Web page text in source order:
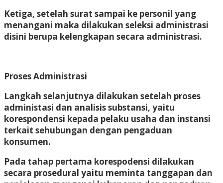
Ketiga, setelah surat sampai ke personil yang
menangani maka dilakukan seleksi administrasi
disini berupa kelengkapan secara administrasi.
Proses Administrasi
Langkah selanjutnya dilakukan setelah proses
administasi dan analisis substansi, yaitu
korespondensi kepada pelaku usaha dan instansi
terkait sehubungan dengan pengaduan
konsumen.
Pada tahap pertama korespodensi dilakukan
secara prosedural yaitu meminta tanggapan dan